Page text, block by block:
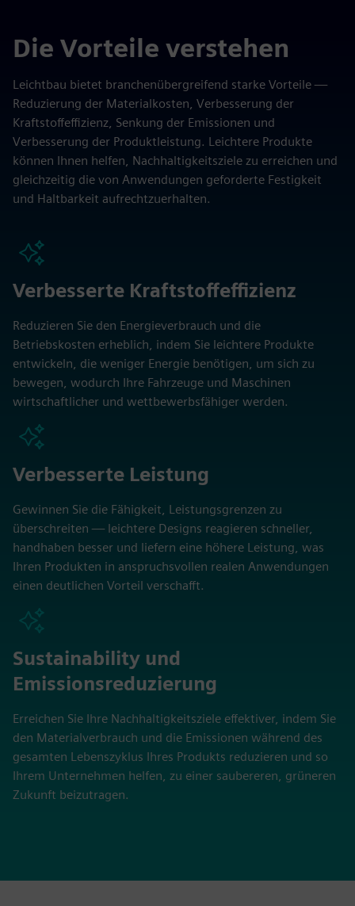
Die Vorteile verstehen
Leichtbau bietet branchenübergreifend starke Vorteile —
Reduzierung der Materialkosten, Verbesserung der
Kraftstoffeffizienz, Senkung der Emissionen und
Verbesserung der Produktleistung. Leichtere Produkte
können Ihnen helfen, Nachhaltigkeitsziele zu erreichen und
gleichzeitig die von Anwendungen geforderte Festigkeit
und Haltbarkeit aufrechtzuerhalten.
Verbesserte Kraftstoffeffizienz
Reduzieren Sie den Energieverbrauch und die
Betriebskosten erheblich, indem Sie leichtere Produkte
entwickeln, die weniger Energie benötigen, um sich zu
bewegen, wodurch Ihre Fahrzeuge und Maschinen
wirtschaftlicher und wettbewerbsfähiger werden.
Verbesserte Leistung
Gewinnen Sie die Fähigkeit, Leistungsgrenzen zu
überschreiten — leichtere Designs reagieren schneller,
handhaben besser und liefern eine höhere Leistung, was
Ihren Produkten in anspruchsvollen realen Anwendungen
einen deutlichen Vorteil verschafft.
Sustainability und
Emissionsreduzierung
Erreichen Sie Ihre Nachhaltigkeitsziele effektiver, indem Sie
den Materialverbrauch und die Emissionen während des
gesamten Lebenszyklus Ihres Produkts reduzieren und so
Ihrem Unternehmen helfen, zu einer saubereren, grüneren
Zukunft beizutragen.